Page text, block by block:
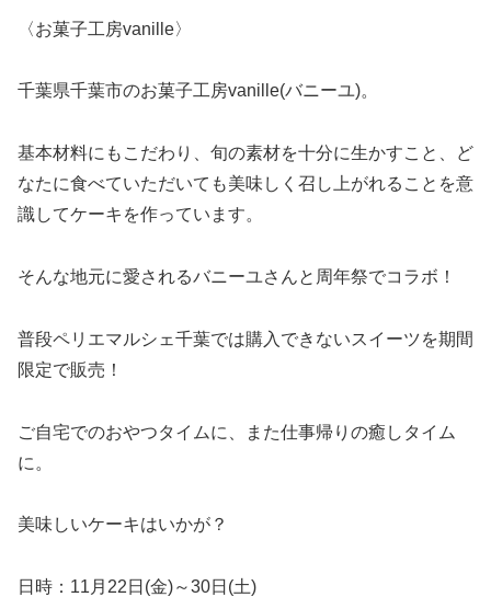
〈お菓子工房vanille〉
千葉県千葉市のお菓子工房vanille(バニーユ)。
基本材料にもこだわり、旬の素材を十分に生かすこと、ど
なたに食べていただいても美味しく召し上がれることを意
識してケーキを作っています。
そんな地元に愛されるバニーユさんと周年祭でコラボ！
普段ペリエマルシェ千葉では購入できないスイーツを期間
限定で販売！
ご自宅でのおやつタイムに、また仕事帰りの癒しタイム
に。
美味しいケーキはいかが？
日時：11月22日(金)～30日(土)